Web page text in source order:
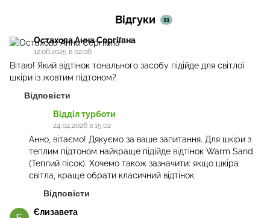
Відгуки 11
Остахова Анна Сергіївна
12.06.2025 в 02:06
Вітаю! Який відтінок тонального засобу підійде для світлої
шкіри із жовтим підтоном?
Відповісти
Відділ турботи
24.04.2026 в 15:02
Анно, вітаємо! Дякуємо за ваше запитання. Для шкіри з
теплим підтоном найкраще підійде відтінок Warm Sand
(Теплий пісок). Хочемо також зазначити: якщо шкіра
світла, краще обрати класичний відтінок.
Відповісти
Єлизавета